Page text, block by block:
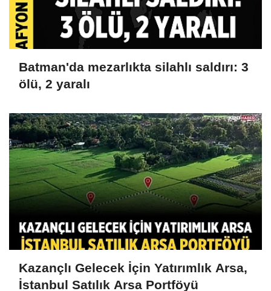
Batman'da mezarlıkta silahlı saldırı: 3
ölü, 2 yaralı
Kazançlı Gelecek İçin Yatırımlık Arsa,
İstanbul Satılık Arsa Portföyü